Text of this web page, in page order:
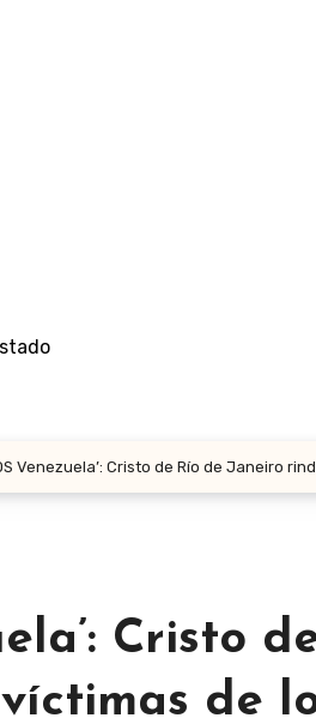
Venezuela’: Cristo de Río de Janeiro
Cristo
de